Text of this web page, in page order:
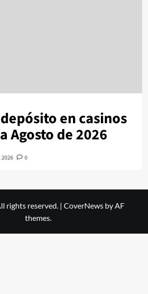
en casinos
Agosto de 2026
0
rights reserved. | CoverNews by AF
themes.